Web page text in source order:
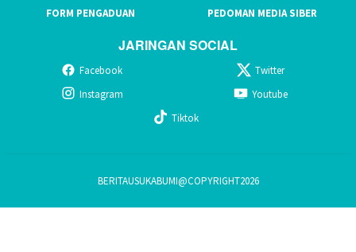
FORM PENGADUAN
PEDOMAN MEDIA SIBER
JARINGAN SOCIAL
Facebook
Twitter
Instagram
Youtube
Tiktok
BERITAUSUKABUMI@COPYRIGHT2026